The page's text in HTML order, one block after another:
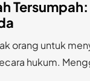
orang untuk
hukum.